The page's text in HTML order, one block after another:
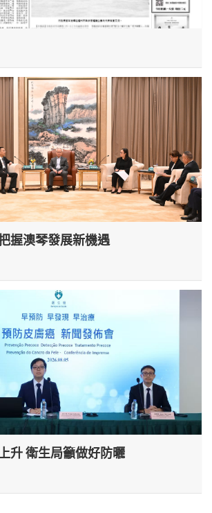
握澳琴發展新機遇
升 衛生局籲做好防曬